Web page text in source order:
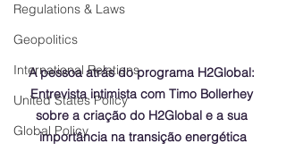
Regulations & Laws
Geopolitics
International Relations
United States Policy
Global Policy
A pessoa atrás do programa H2Global:
Entrevista intimista com Timo Bollerhey
sobre a criação do H2Global e a sua
importância na transição energética